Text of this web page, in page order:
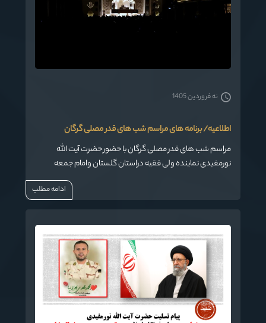
اطلاعیه/ برنامه های مراسم شب های قدر مصلی گرگان
مراسم شب های قدر مصلی گرگان با حضور حضرت آیت الله
نورمفیدی نماینده ولی فقیه دراستان گلستان وامام جمعه
نه فروردین 1405
ادامه مطلب